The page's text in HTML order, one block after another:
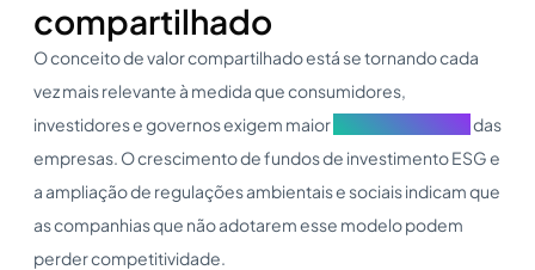
compartilhado
O conceito de valor compartilhado está se tornando cada
vez mais relevante à medida que consumidores,
investidores e governos exigem maior
das
empresas. O crescimento de fundos de investimento ESG e
a ampliação de regulações ambientais e sociais indicam que
as companhias que não adotarem esse modelo podem
perder competitividade.